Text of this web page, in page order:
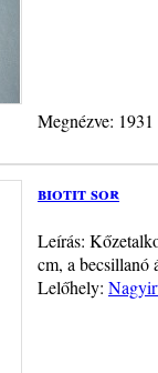
Megnézve:
biotit sor
Leírás:
cm, a becsillanó
Lelőhely: